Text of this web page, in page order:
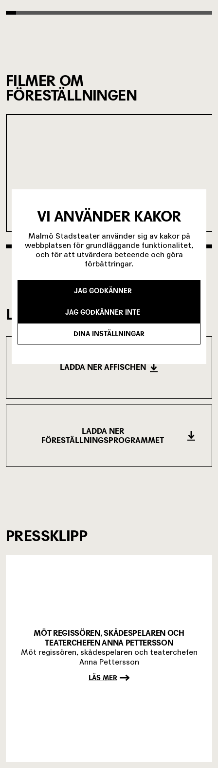
FILMER OM
FÖRESTÄLLNINGEN
LADDA NER VÅRT MATERIAL
LADDA NER AFFISCHEN
(4.6 MB)
LADDA NER
FÖRESTÄLLNINGSPROGRAMMET
PRESSKLIPP
MÖT REGISSÖREN, SKÅDESPELAREN OCH
TEATERCHEFEN ANNA PETTERSSON
Möt regissören, skådespelaren och teaterchefen
Anna Pettersson
LÄS MER
VI ANVÄNDER KAKOR
Malmö Stadsteater använder sig av kakor på
webbplatsen för grundläggande funktionalitet,
och för att utvärdera beteende och göra
förbättringar.
JAG GODKÄNNER
JAG GODKÄNNER INTE
DINA INSTÄLLNINGAR